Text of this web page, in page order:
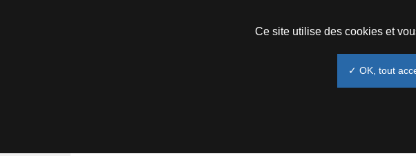
Ce site utilise des cookies et
✓ OK, tout